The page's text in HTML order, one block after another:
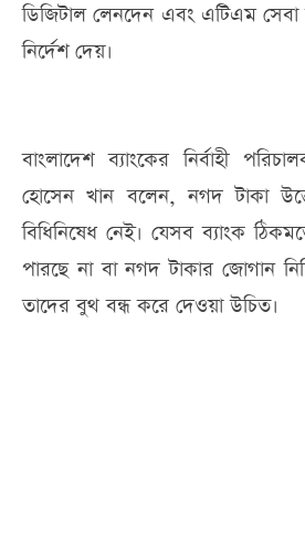
ডিজিটাল লেনদেন এবং এটিএম সেবা
নির্দেশ দেয়।
বাংলাদেশ ব্যাংকের নির্বাহী
হোসেন খান বলেন, নগদ টাকা
বিধিনিষেধ নেই। যেসব ব্যাংক
পারছে না বা নগদ টাকার জোগান
তাদের বুথ বন্ধ করে দেওয়া উচিত।